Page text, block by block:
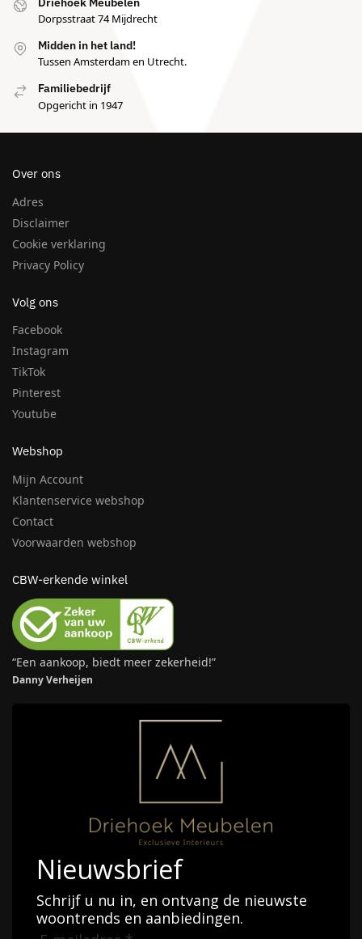
Dorpsstraat 74 Mijdrecht
Midden in het land!
Tussen Amsterdam en Utrecht.
Familiebedrijf
Opgericht in 1947
Over ons
Adres
Disclaimer
Cookie verklaring
Privacy Policy
Volg ons
Facebook
Instagram
TikTok
Pinterest
Youtube
Webshop
Mijn Account
Klantenservice webshop
Contact
Voorwaarden webshop
CBW-erkende winkel
“Een aankoop, biedt meer zekerheid!”
Danny Verheijen
Nieuwsbrief
Schrijf u nu in, en ontvang de nieuwste
woontrends en aanbiedingen.